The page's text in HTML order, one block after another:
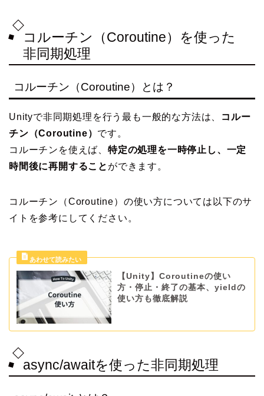
コルーチン（Coroutine）を使った
非同期処理
コルーチン（Coroutine）とは？
Unityで非同期処理を行う最も一般的な方法は、
コルー
チン（Coroutine） です。
コルーチンを使えば、 特定の処理を一時停止し、一定
時間後に再開すること ができます。
コルーチン（Coroutine）の使い方については以下のサ
イトを参考にしてください。
【Unity】Coroutineの使い
方・停止・終了の基本、yieldの
使い方も徹底解説
async/awaitを使った非同期処理